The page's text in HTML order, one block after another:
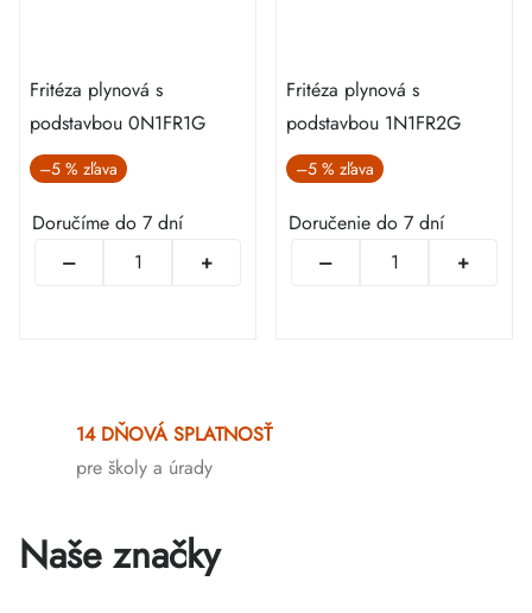
Fritéza plynová s
podstavbou 0N1FR1G
–5 %
Doručíme do 7 dní
Fritéza plynová s
podstavbou 1N1FR2G
–5 %
Doručenie do 7 dní
prvky
14 DŇOVÁ SPLATNOSŤ
pre školy a úrady
Naše značky